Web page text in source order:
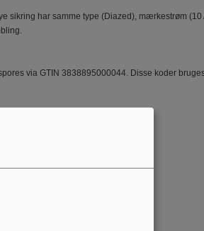
sikring har samme type (Diazed), mærkestrøm
via GTIN 3838895000044. Disse koder